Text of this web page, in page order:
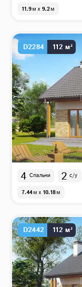
11.9м x 9.2м
D2284 112 м²
4 Спальни 2 с/у
7.44м x 10.18м
D2442 112 м²